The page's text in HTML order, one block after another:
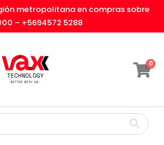
metropolitana en compras sobre
– +5694572 5288
0